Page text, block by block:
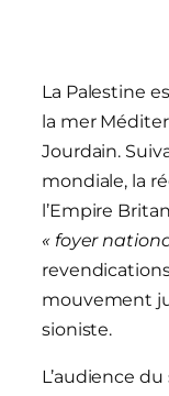
La Palestine
la mer
Jourdain.
mondiale, la
l’Empire
« foyer
mouvement
sioniste.
L’audience